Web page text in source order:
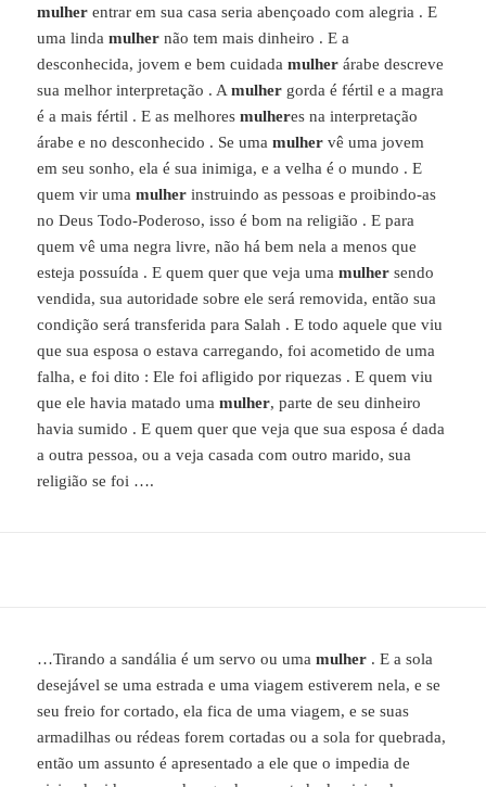
mulher entrar em sua casa seria abençoado com alegria . E
uma lindamulher não tem mais dinheiro . E a
desconhecida, jovem e bem cuidadamulher árabe descreve
sua melhor interpretação . Amulher gorda é fértil e a magra
é a mais fértil . E as melhoresmulheres na interpretação
árabe e no desconhecido . Se umamulher vê uma jovem
em seu sonho, ela é sua inimiga, e a velha é o mundo . E
quem vir umamulher instruindo as pessoas e proibindo-as
no Deus Todo-Poderoso, isso é bom na religião . E para
quem vê uma negra livre, não há bem nela a menos que
esteja possuída . E quem quer que veja umamulher sendo
vendida, sua autoridade sobre ele será removida, então sua
condição será transferida para Salah . E todo aquele que viu
que sua esposa o estava carregando, foi acometido de uma
falha, e foi dito : Ele foi afligido por riquezas . E quem viu
que ele havia matado umamulher, parte de seu dinheiro
havia sumido . E quem quer que veja que sua esposa é dada
a outra pessoa, ou a veja casada com outro marido, sua
religião se foi ….
…Tirando a sandália é um servo ou umamulher . E a sola
desejável se uma estrada e uma viagem estiverem nela, e se
seu freio for cortado, ela fica de uma viagem, e se suas
armadilhas ou rédeas forem cortadas ou a sola for quebrada,
então um assunto é apresentado a ele que o impedia de